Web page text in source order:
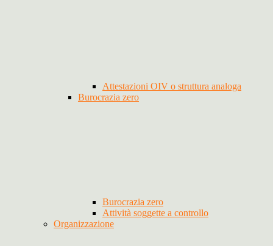
Attestazioni OIV o struttura analoga
Burocrazia zero
Burocrazia zero
Attività soggette a controllo
Organizzazione